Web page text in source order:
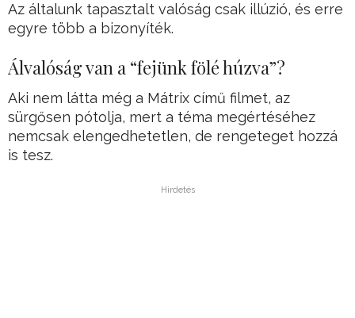
Az általunk tapasztalt valóság csak illúzió, és erre
egyre több a bizonyíték.
Álvalóság van a “fejünk fölé húzva”?
Aki nem látta még a Mátrix című filmet, az
sürgősen pótolja, mert a téma megértéséhez
nemcsak elengedhetetlen, de rengeteget hozzá
is tesz.
Hirdetés